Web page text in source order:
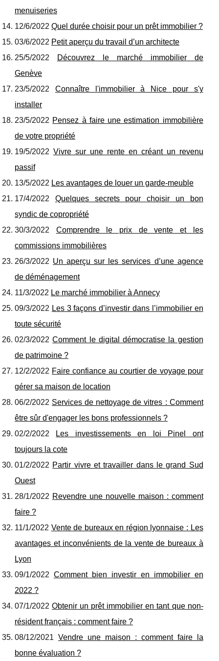
menuiseries
12/6/2022 Quel durée choisir pour un prêt immobilier ?
03/6/2022 Petit aperçu du travail d’un architecte
25/5/2022
Découvrez le marché immobilier de
Genève
23/5/2022 Connaître l'immobilier à Nice pour s'y
installer
23/5/2022 Pensez à faire une estimation immobilière
de votre propriété
19/5/2022 Vivre sur une rente en créant un revenu
passif
13/5/2022 Les avantages de louer un garde-meuble
17/4/2022 Quelques secrets pour choisir un bon
syndic de copropriété
30/3/2022 Comprendre le prix de vente et les
commissions immobilières
26/3/2022 Un aperçu sur les services d’une agence
de déménagement
11/3/2022 Le marché immobilier à Annecy
09/3/2022 Les 3 façons d’investir dans l’immobilier en
toute sécurité
02/3/2022Comment le digital démocratise la gestion
de patrimoine ?
12/2/2022 Faire confiance au courtier de voyage pour
gérer sa maison de location
06/2/2022 Services de nettoyage de vitres : Comment
être sûr d'engager les bons professionnels ?
02/2/2022
Les investissements en loi Pinel ont
toujours la cote
01/2/2022 Partir vivre et travailler dans le grand Sud
Ouest
28/1/2022 Revendre une nouvelle maison : comment
faire ?
11/1/2022 Vente de bureaux en région lyonnaise : Les
avantages et inconvénients de la vente de bureaux à
Lyon
09/1/2022 Comment bien investir en immobilier en
2022 ?
07/1/2022Obtenir un prêt immobilier en tant que non-
résident français : comment faire ?
08/12/2021 Vendre une maison : comment faire la
bonne évaluation ?